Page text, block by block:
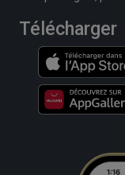
Télécharger